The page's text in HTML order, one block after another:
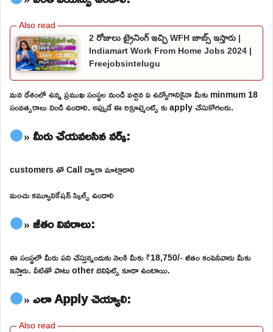
2 రోజులు ట్రైనింగ్ ఇచ్చి WFH జాబ్స్ ఇస్తారు |
Indiamart Work From Home Jobs 2024 |
Freejobsintelugu
మన దేశంలో ఉన్న ప్రముఖ సంస్థల నుండి వచ్చిన ఏ ఉద్యోగానికైనా మీకు minmum 18
సంవత్సరాలు నిండి ఉండాలి. అప్పుడే ఈ రిక్రూట్మెంట్స్ కు apply చేసుకోగలరు.
» మీరు చేయవలసిన వర్క్:
customers తో Call ద్వారా మాట్లాడాలి
మంచు కమ్యూనికేషన్ స్కిల్స్ ఉండాలి
» జీతం వివరాలు:
ఈ సంస్థలో మీరు పని చేస్తున్నందుకు నెలకి మీకు ₹18,750/- జీతం కంపెనీవారు మీకు
ఇస్తారు. వీటితో పాటు other బెనిఫిట్స్ కూడా ఉంటాయి.
» ఎలా Apply చెయ్యాలి: